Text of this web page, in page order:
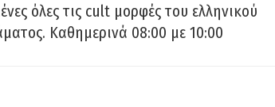
όλες τις cult μορφές του ελληνικού
Καθημερινά 08:00 με 10:00